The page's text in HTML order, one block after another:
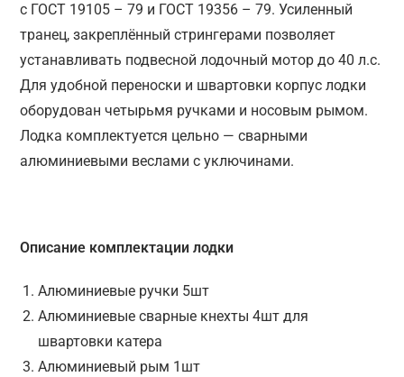
с ГОСТ 19105 – 79 и ГОСТ 19356 – 79. Усиленный
транец, закреплённый стрингерами позволяет
устанавливать подвесной лодочный мотор до 40 л.с.
Для удобной переноски и швартовки корпус лодки
оборудован четырьмя ручками и носовым рымом.
Лодка комплектуется цельно — сварными
алюминиевыми веслами с уключинами.
Описание комплектации лодки
Алюминиевые ручки 5шт
Алюминиевые сварные кнехты 4шт для
швартовки катера
Алюминиевый рым 1шт